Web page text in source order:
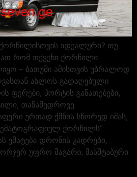
იდეალური? თუ
რომ თქვენი ქორწილი
– ბათუმი ამისთვის უბრალოდ
ახლოს გადაღებული
ფერები, პორტის განათებები,
თანამედროვე
ერთად ქმნის სწორედ იმას,
ქორწილს“
ემატება დრონის კადრები,
უფრო მაგარი, მასშტაბური